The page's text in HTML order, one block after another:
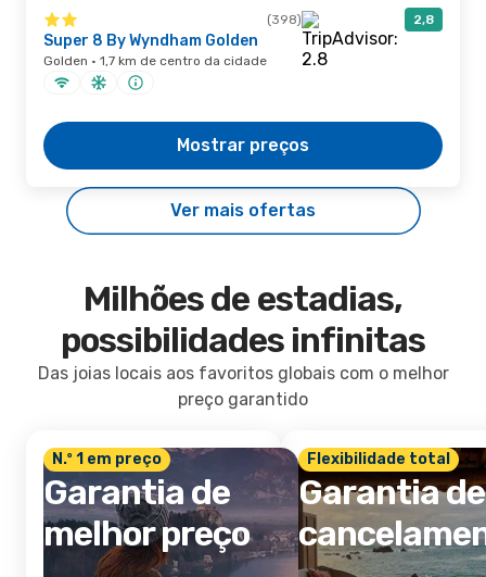
(398) 2,8
Super 8 By Wyndham Golden
Golden · 1,7 km de centro da cidade
Mostrar preços
Ver mais ofertas
Milhões de estadias,
possibilidades infinitas
Das joias locais aos favoritos globais com o melhor
preço garantido
N.º 1 em preço
Garantia de
melhor preço
Flexibilidade total
Garantia de